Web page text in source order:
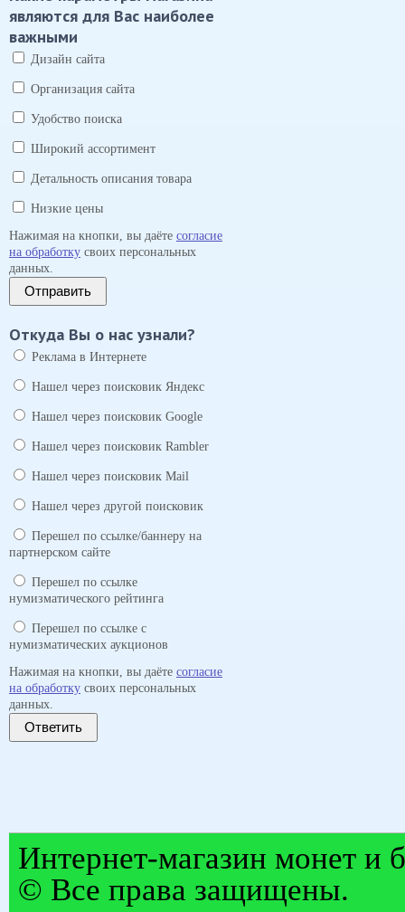
являются для Вас наиболее
важными
Дизайн сайта
Организация сайта
Удобство поиска
Широкий ассортимент
Детальность описания товара
Низкие цены
Нажимая на кнопки, вы даёте согласие
на обработку своих персональных
данных.
Отправить
Откуда Вы о нас узнали?
Реклама в Интернете
Нашел через поисковик Яндекс
Нашел через поисковик Google
Нашел через поисковик Rambler
Нашел через поисковик Mail
Нашел через другой поисковик
Перешел по ссылке/баннеру на
партнерском сайте
Перешел по ссылке
нумизматического рейтинга
Перешел по ссылке с
нумизматических аукционов
Нажимая на кнопки, вы даёте согласие
на обработку своих персональных
данных.
Ответить
Интернет-магазин монет и
© Все права защищены.